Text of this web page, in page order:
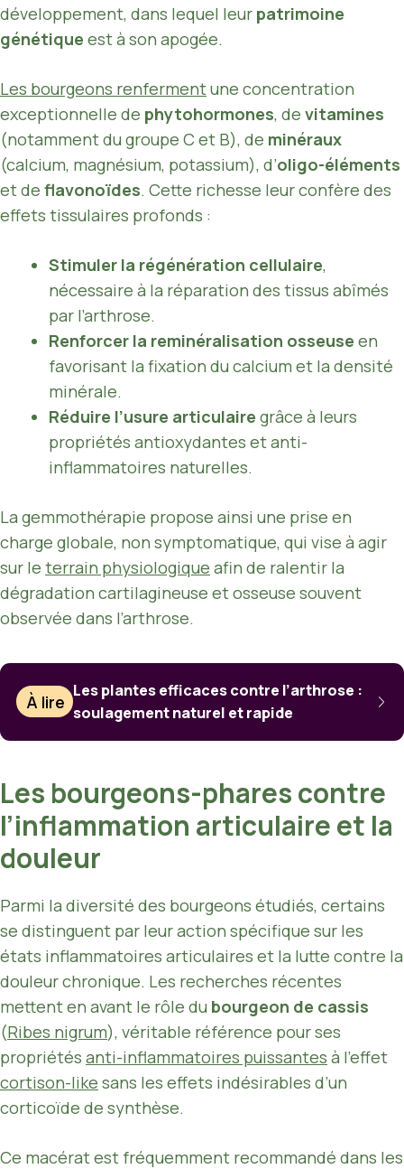
développement, dans lequel leur patrimoine
génétique est à son apogée.
Les bourgeons renfermentune concentration
exceptionnelle de phytohormones, de vitamines
(notamment du groupe C et B), de minéraux
(calcium, magnésium, potassium), d’oligo-éléments
et de flavonoïdes. Cette richesse leur confère des
effets tissulaires profonds :
Stimuler la régénération cellulaire,
nécessaire à la réparation des tissus abîmés
par l’arthrose.
Renforcer la reminéralisation osseuse en
favorisant la fixation du calcium et la densité
minérale.
Réduire l’usure articulaire grâce à leurs
propriétés antioxydantes et anti-
inflammatoires naturelles.
La gemmothérapie propose ainsi une prise en
charge globale, non symptomatique, qui vise à agir
sur le terrain physiologique afin de ralentir la
dégradation cartilagineuse et osseuse souvent
observée dans l’arthrose.
À lire
Les plantes efficaces contre l’arthrose :
soulagement naturel et rapide
Les bourgeons-phares contre
l’inflammation articulaire et la
douleur
Parmi la diversité des bourgeons étudiés, certains
se distinguent par leur action spécifique sur les
états inflammatoires articulaires et la lutte contre la
douleur chronique. Les recherches récentes
mettent en avant le rôle du bourgeon de cassis
(Ribes nigrum), véritable référence pour ses
propriétés anti-inflammatoires puissantes à l’effet
cortison-like sans les effets indésirables d’un
corticoïde de synthèse.
Ce macérat est fréquemment recommandé dans les